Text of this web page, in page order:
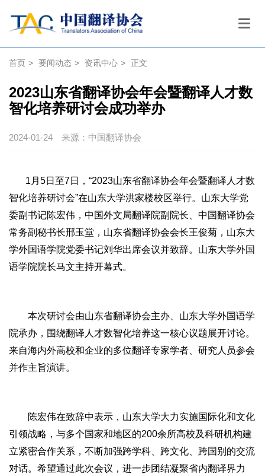
首页 > 要闻动态 > 资讯中心 > 正文
2023山东省翻译协会年会暨翻译人才数
智化培养研讨会成功举办
2024-01-24 来源：中国翻译协会
1月5日至7日，“2023山东省翻译协会年会暨翻译人才数
智化培养研讨会”在山东大学洪家楼校区举行。山东大学党
委副书记陈宏伟，中国外文局翻译院副院长、中国翻译协会
常务副秘书长邢玉堂，山东省翻译协会会长王俊菊，山东大
学外国语学院党委书记刘华出席会议并致辞。山东大学外国
语学院院长马文主持开幕式。
本次研讨会由山东省翻译协会主办、山东大学外国语学
院承办，围绕翻译人才数智化培养这一核心议题展开讨论。
来自海内外高校和企业的多位翻译专家学者、研究人员参会
并作主旨演讲。
陈宏伟在致辞中表示，山东大学大力实施国际化和文化
引领战略，与多个国家和地区的200余所高校及科研机构建
立紧密合作关系，不断加强跨学科、跨文化、跨国别的交流
对话。希望通过此次会议，进一步团结凝聚省内翻译界力